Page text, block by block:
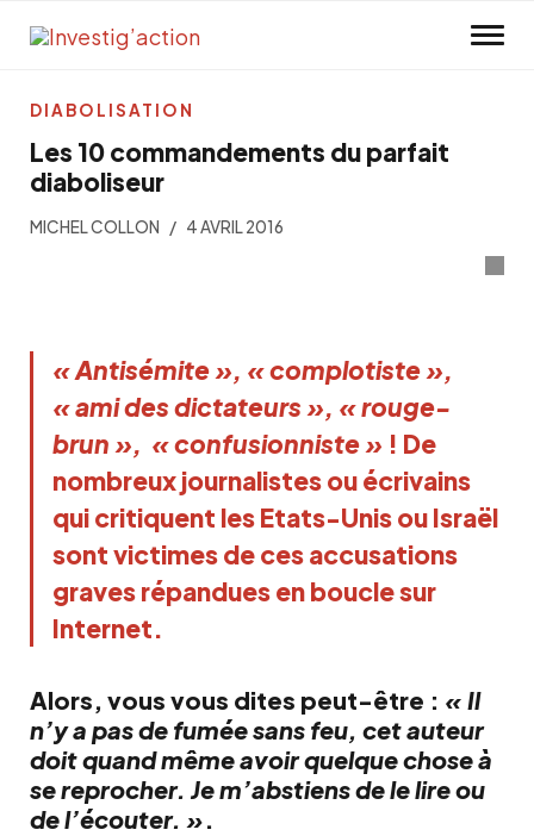
Les 10 commandements du parfait
diaboliseur
MICHEL COLLON 4 AVRIL 2016
« Antisémite », « complotiste »,
« ami des dictateurs », « rouge-
brun », « confusionniste » ! De
nombreux journalistes ou écrivains
qui critiquent les Etats-Unis ou Israël
sont victimes de ces accusations
graves répandues en boucle sur
Internet.
Alors, vous vous dites peut-être : « Il
n’y a pas de fumée sans feu, cet auteur
doit quand même avoir quelque chose à
se reprocher. Je m’abstiens de le lire ou
de l’écouter. ».
DIABOLISATION